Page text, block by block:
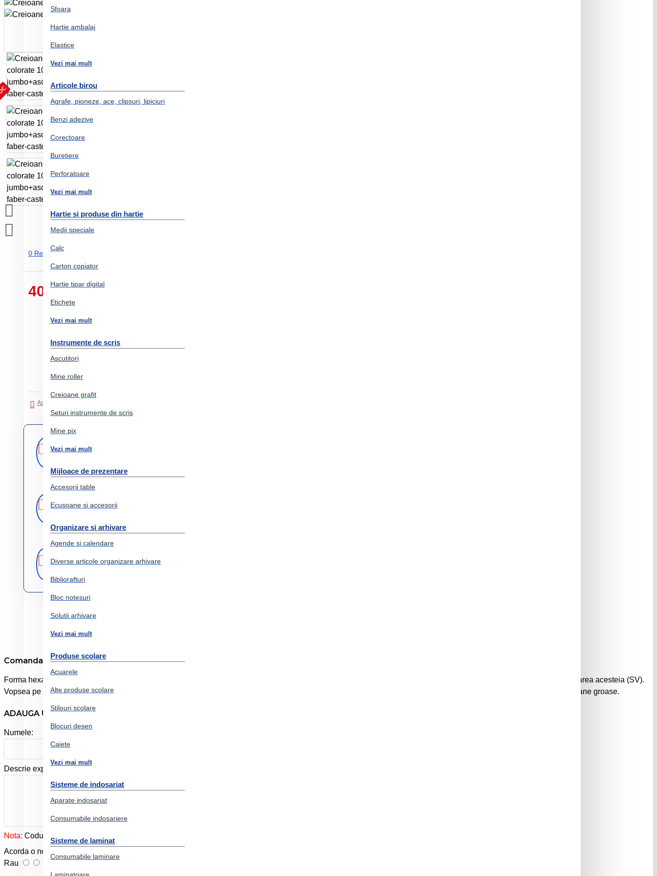
Sfoara
Hartie ambalaj
Elastice
Vezi mai mult
Articole birou
Agrafe, pioneze, ace, clipsuri, lipiciuri
Benzi adezive
Corectoare
Buretiere
Perforatoare
Vezi mai mult
Hartie si produse din hartie
Medii speciale
Calc
Carton copiator
Hartie tipar digital
Etichete
Vezi mai mult
Instrumente de scris
Ascutitori
Mine roller
Creioane grafit
Seturi instrumente de scris
Mine pix
Vezi mai mult
Mijloace de prezentare
Accesorii table
Ecusoane si accesorii
Organizare si arhivare
Agende si calendare
Diverse articole organizare arhivare
Bibliorafturi
Bloc notesuri
Solutii arhivare
Vezi mai mult
Produse scolare
Acuarele
Alte produse scolare
Stilouri scolare
Blocuri desen
Caiete
Vezi mai mult
Sisteme de indosariat
Aparate indosariat
Consumabile indosariere
Sisteme de laminat
Consumabile laminare
0 Review-uri.
40.37 Lei
Adaugati in Lista de dorinte
rapida
produs in 14 zile
originaledoar produse
Comanda online Creioane colorate 10 culori jumbo+ascutitoare faber-castell
Forma hexagonala. Corp gros, Jumbo. Culori luminoase, vibrante. Spatiu special pentru nume.Tehnologia speciala de lipire a minei de corpul de lemn previne deteriorarea acesteia (SV).
Vopsea pe baza de apa, pentru protejarea mediului si a sanatatii copiilor. Calitatea lemnului garanteaza o ascutire usoara cu ajutorul ascutitorilor standard pentru creioane groase.
ADAUGA UN REVIEW
Numele:
Descrie experienta ta cu produsul:
Nota: Codul HTML este citit ca şi text!
Acorda o nota produslui:
Rau